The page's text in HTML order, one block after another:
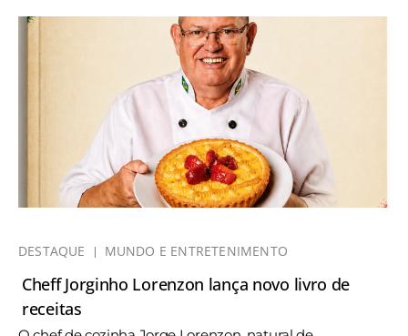
DESTAQUE MUNDO E ENTRETENIMENTO
Cheff Jorginho Lorenzon lança novo livro de
receitas